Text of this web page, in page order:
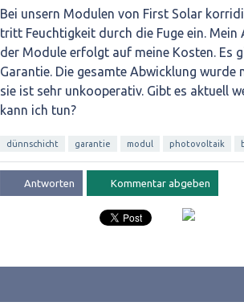
Bei unsern Modulen von First Solar
tritt Feuchtigkeit durch die Fuge ein.
der Module erfolgt auf meine Kosten. Es
Garantie. Die gesamte Abwicklung wurde
sie ist sehr unkooperativ. Gibt es aktuell
kann ich tun?
dünnschicht garantie modul photovoltaik